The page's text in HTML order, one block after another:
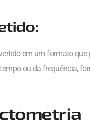
em um formato que
ou da frequência,